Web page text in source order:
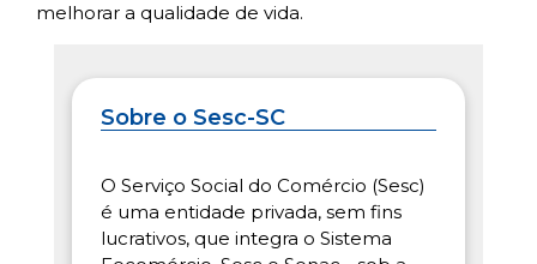
melhorar a qualidade de vida.
Sobre o Sesc-SC
O Serviço Social do Comércio (Sesc)
é uma entidade privada, sem fins
lucrativos, que integra o Sistema